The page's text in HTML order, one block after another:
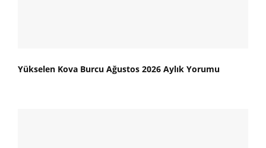
Yükselen Kova Burcu Ağustos 2026 Aylık Yorumu